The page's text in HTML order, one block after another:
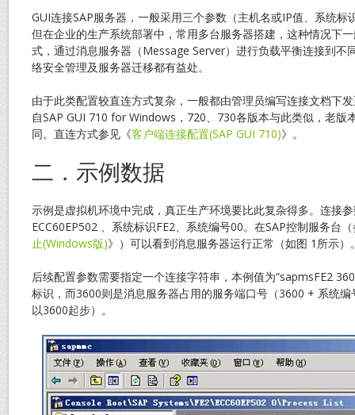
GUI连接SAP服务器，一般采用三个参数（主机名或IP值、系统标
但在企业的生产系统部署中，常用多台服务器搭建，这种情况下
式，通过消息服务器（Message Server）进行负载平衡连接到不
络安全管理及服务器迁移都有益处。
由于此类配置较直连方式复杂，一般都由管理员编写连接文档下
自SAP GUI 710 for Windows，720、730各版本与此类似，老版
同。直连方式参见《客户端连接配置(SAP GUI 710)》。
二．示例数据
示例是虚拟机环境中完成，真正生产环境要比此复杂得多。连接
ECC60EP502 、系统标识FE2、系统编号00。在SAP控制服务台
止(Windows版)》）可以看到消息服务器运行正常（如图 1所示）
后续配置参数需要指定一个连接字符串，本例值为“sapmsFE2
标识，而3600则是消息服务器占用的服务端口号（3600 + 系统
以3600起步）。